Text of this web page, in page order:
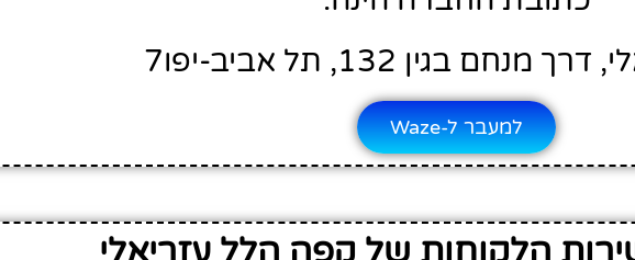
מנחם בגין 132, תל אביב-יפו7
למעבר ל-Waze